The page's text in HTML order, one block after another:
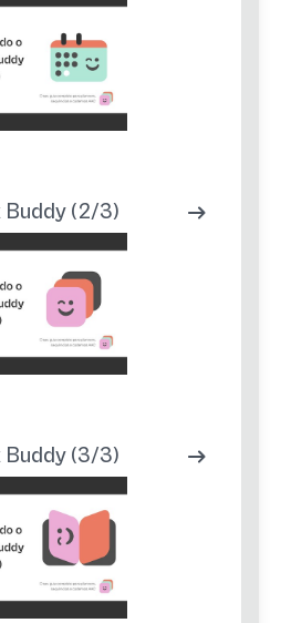
Buddy (2/3)
Buddy (3/3)